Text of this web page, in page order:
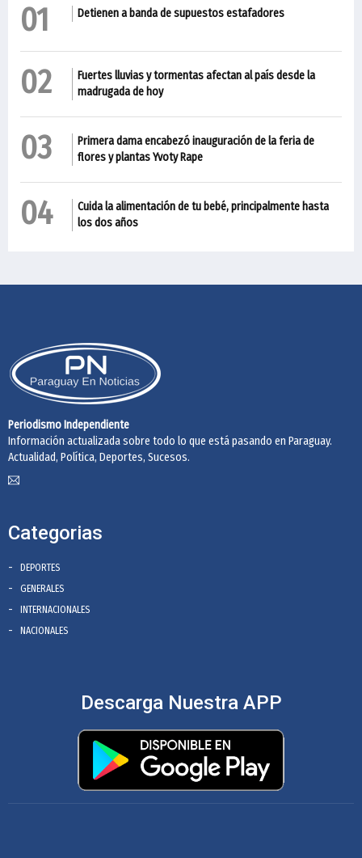
01 Detienen a banda de supuestos estafadores
02
Fuertes lluvias y tormentas afectan al país desde la
madrugada de hoy
03
Primera dama encabezó inauguración de la feria de
flores y plantas Yvoty Rape
04
Cuida la alimentación de tu bebé, principalmente hasta
los dos años
Periodismo Independiente
Información actualizada sobre todo lo que está pasando en Paraguay.
Actualidad, Política, Deportes, Sucesos.
Categorias
DEPORTES
GENERALES
INTERNACIONALES
NACIONALES
Descarga Nuestra APP